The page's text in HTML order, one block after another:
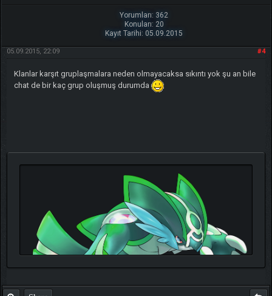
Yorumları: 362
Konuları: 20
Kayıt Tarihi: 05.09.2015
#4
05.09.2015, 22:09
Klanlar karşıt gruplaşmalara neden olmayacaksa sıkıntı yok şu an bile
chat de bir kaç grup oluşmuş durumda